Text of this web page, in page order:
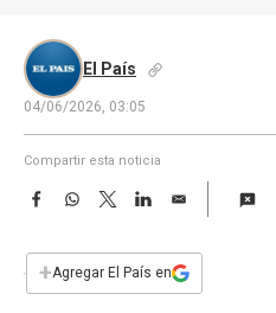
El País
04/06/2026, 03:05
Compartir esta noticia
F
e
b
W
s
T
w
t
L
E
i
l
+Agregar El País en